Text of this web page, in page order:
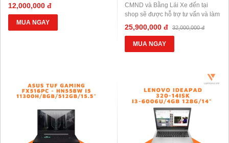
BLX hoặc hộ khẩu gốc )
Giảm 20%khi nâng cấp Ram-
SSD
Giảm giá trực tiếp đối với
12,000,000 đ
MUA NGAY
CMND và Bằng Lái Xe đến tại
shop sẽ được hỗ trợ tư vấn và làm
thủ tục ngay tại Shop.
Miễn phí vận chuyển nội thành
Đà Nẵng
Website: laptop43.vn
25,900,000 đ 32,000,000 đ
MUA NGAY